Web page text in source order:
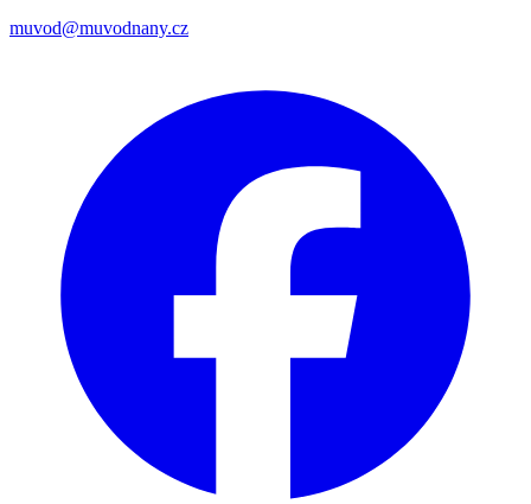
muvod@muvodnany.cz